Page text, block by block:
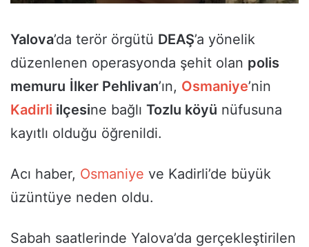
Yalova’da terör örgütü DEAŞ’a yönelik
düzenlenen operasyonda şehit olan polis
memuru İlker Pehlivan’ın, Osmaniye’nin
Kadirli ilçesine bağlı Tozlu köyü nüfusuna
kayıtlı olduğu öğrenildi.
Acı haber, Osmaniye ve Kadirli’de büyük
üzüntüye neden oldu.
Sabah saatlerinde Yalova’da gerçekleştirilen